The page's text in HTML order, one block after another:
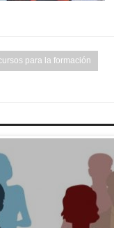
para la formación